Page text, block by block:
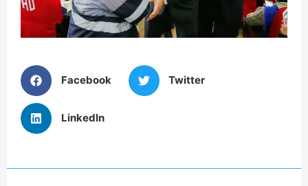
Facebook Twitter
LinkedIn